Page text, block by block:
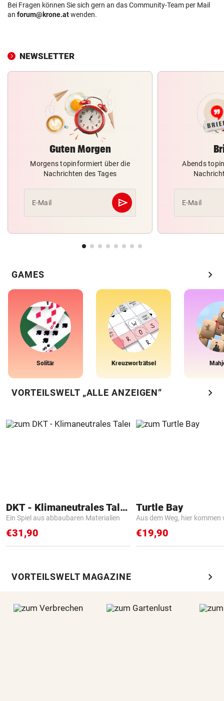
Bei Fragen können Sie sich gern an das Community-Team per Mail
an forum@krone.atwenden.
NEWSLETTER
Guten Morgen
Morgens topinformiert über die
Nachrichten des Tages
E-Mail send
Abschicken
Abends
E-Mail
GAMES chevron_right
Solitär Kreuzworträtsel
VORTEILSWELT „ALLE ANZEIGEN“ chevron_right
DKT - Klimaneutrales Talent
Ein Spiel aus abbaubaren Materialien
€31,90
Turtle Bay
Aus dem Weg, hier kommen
€19,90
VORTEILSWELT MAGAZINE chevron_right